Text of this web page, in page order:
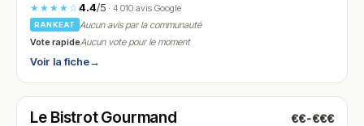
★★★★☆4.4/5· 4 010 avis Google
RANKEAT
Aucun avis par la communauté
Vote rapideAucun vote pour le moment
Voir la fiche→
N° 23
Le Bistrot Gourmand €€-€€€